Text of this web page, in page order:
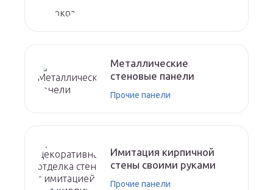
Металлические
стеновые панели
Прочие панели
Имитация кирпичной
стены своими руками
Прочие панели